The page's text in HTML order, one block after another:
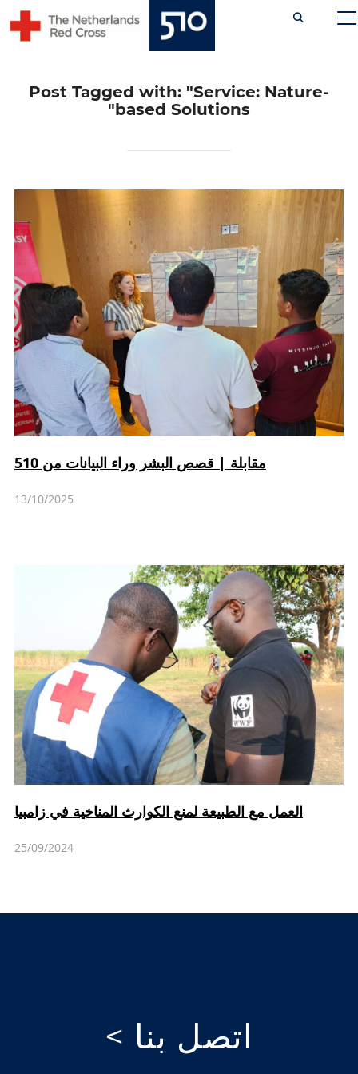
Skip
to
TOGGLE SIDEBAR & NAVIGATION
Post Tagged with: "Service: Nature-
based Solutions"
مقابلة | قصص البشر وراء البيانات من 510
13/10/2025
العمل مع الطبيعة لمنع الكوارث المناخية في زامبيا
25/09/2024
اتصل بنا >